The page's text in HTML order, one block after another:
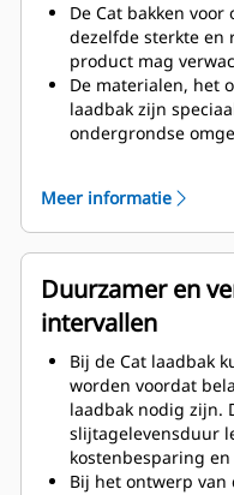
De Cat bakken
dezelfde sterkte en
product mag
De materialen, het
laadbak zijn
ondergrondse
verbeteren de
de laadbak en
randen.
Voor de
materiaal
Meer informatie
Duurzamer en
intervallen
Bij de Cat laadbak
worden voordat
laadbak nodig zijn.
slijtagelevensduur
kostenbesparing
Bij het ontwerp van